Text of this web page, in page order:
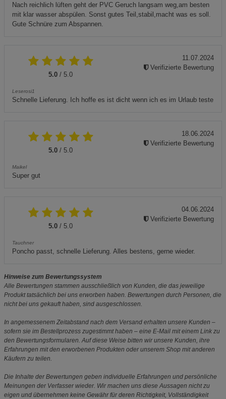
Nach reichlich lüften geht der PVC Geruch langsam weg,am besten
mit klar wasser abspülen. Sonst gutes Teil,stabil,macht was es soll.
Gute Schnüre zum Abspannen.
5.0 / 5.0
Leserosi1
Schnelle Lieferung. Ich hoffe es ist dicht wenn ich es im Urlaub teste
11.07.2024
Verifizierte Bewertung
5.0 / 5.0
Maikel
Super gut
18.06.2024
Verifizierte Bewertung
5.0 / 5.0
Tauchner
Poncho passt, schnelle Lieferung. Alles bestens, gerne wieder.
04.06.2024
Verifizierte Bewertung
Hinweise zum Bewertungssystem
Alle Bewertungen stammen ausschließlich von Kunden, die das jeweilige
Produkt tatsächlich bei uns erworben haben. Bewertungen durch Personen, die
nicht bei uns gekauft haben, sind ausgeschlossen.
In angemessenem Zeitabstand nach dem Versand erhalten unsere Kunden –
sofern sie im Bestellprozess zugestimmt haben – eine E-Mail mit einem Link zu
den Bewertungsformularen. Auf diese Weise bitten wir unsere Kunden, ihre
Erfahrungen mit den erworbenen Produkten oder unserem Shop mit anderen
Käufern zu teilen.
Die Inhalte der Bewertungen geben individuelle Erfahrungen und persönliche
Meinungen der Verfasser wieder. Wir machen uns diese Aussagen nicht zu
eigen und übernehmen keine Gewähr für deren Richtigkeit, Vollständigkeit